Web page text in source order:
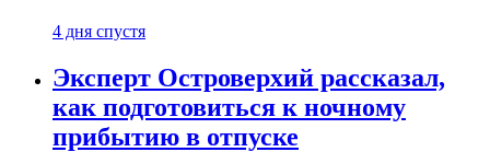
4 дня спустя
Эксперт Островерхий рассказал,
как подготовиться к ночному
прибытию в отпуске